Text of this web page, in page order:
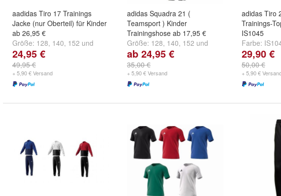
aadidas Tiro 17 Trainings
Jacke (nur Oberteil) für Kinder
ab 26,95 €
Größe: 128, 140, 152 und
weitere ...
24,95 €
49,95 €
+ 5,90 € Versand
adidas Squadra 21 (
Teamsport ) Kinder
Trainingshose ab 17,95 €
Größe: 128, 140, 152 und
weitere ...
ab 24,95 €
35,00 €
+ 5,90 € Versand
adidas Tiro
Trainings-
IS1045
Farbe:
schwarz und
29,90 €
50,00 €
+ 5,90 €